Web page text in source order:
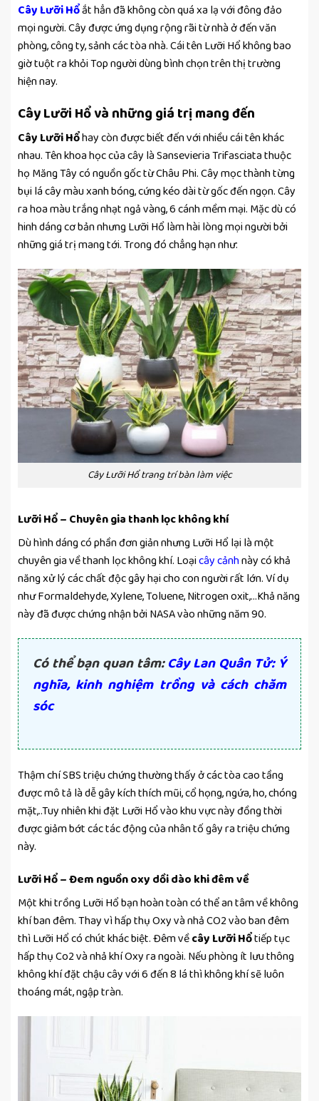
Cây Lưỡi Hổắt hẳn đã không còn quá xa lạ với đông đảo
mọi người. Cây được ứng dụng rộng rãi từ nhà ở đến văn
phòng, công ty, sảnh các tòa nhà. Cái tên Lưỡi Hổ không bao
giờ tuột ra khỏi Top người dùng bình chọn trên thị trường
hiện nay.
Cây Lưỡi Hổ và những giá trị mang đến
Cây Lưỡi Hổhay còn được biết đến với nhiều cái tên khác
nhau. Tên khoa học của cây là Sansevieria Trifasciata thuộc
họ Măng Tây có nguồn gốc từ Châu Phi. Cây mọc thành từng
bụi lá cây màu xanh bóng, cứng kéo dài từ gốc đến ngọn. Cây
ra hoa màu trắng nhạt ngả vàng, 6 cánh mềm mại. Mặc dù có
hinh dáng cơ bản nhưng Lưỡi Hổ làm hài lòng mọi người bởi
những giá trị mang tới. Trong đó chẳng hạn như:
Cây Lưỡi Hổ trang trí bàn làm việc
Lưỡi Hổ – Chuyên gia thanh lọc không khí
Dù hình dáng có phần đơn giản nhưng Lưỡi Hổ lại là một
chuyên gia về thanh lọc không khí. Loạicây cảnhnày có khả
năng xử lý các chất độc gây hại cho con người rất lớn. Ví dụ
như Formaldehyde, Xylene, Toluene, Nitrogen oxit,…Khả năng
này đã được chứng nhận bởi NASA vào những năm 90.
Có thể bạn quan tâm:Cây Lan Quân Tử: Ý
nghĩa, kinh nghiệm trồng và cách chăm
sóc
Thậm chí SBS triệu chứng thường thấy ở các tòa cao tầng
được mô tả là dễ gây kích thích mũi, cổ họng, ngứa, ho, chóng
mặt,..Tuy nhiên khi đặt Lưỡi Hổ vào khu vực này đồng thời
được giảm bớt các tác động của nhân tố gây ra triệu chứng
này.
Lưỡi Hổ – Đem nguồn oxy dồi dào khi đêm về
Một khi trồng Lưỡi Hổ bạn hoàn toàn có thể an tâm về không
khí ban đêm. Thay vì hấp thụ Oxy và nhả CO2 vào ban đêm
thì Lưỡi Hổ có chút khác biệt. Đêm vềcây Lưỡi Hổtiếp tục
hấp thụ Co2 và nhả khí Oxy ra ngoài. Nếu phòng ít lưu thông
không khí đặt chậu cây với 6 đến 8 lá thì không khí sẽ luôn
thoáng mát, ngập tràn.